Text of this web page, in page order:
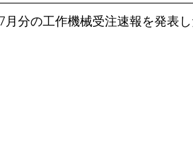
分の工作機械受注速報を発表し